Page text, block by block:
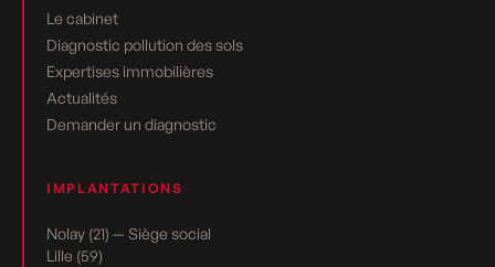
Le cabinet
Diagnostic pollution des sols
Expertises immobilières
Actualités
Demander un diagnostic
IMPLANTATIONS
Nolay (21) — Siège social
Lille (59)